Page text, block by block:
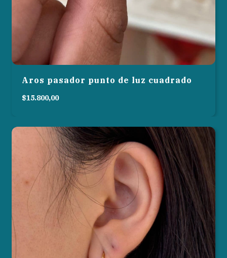
Aros pasador punto de luz cuadrado
$15.800,00